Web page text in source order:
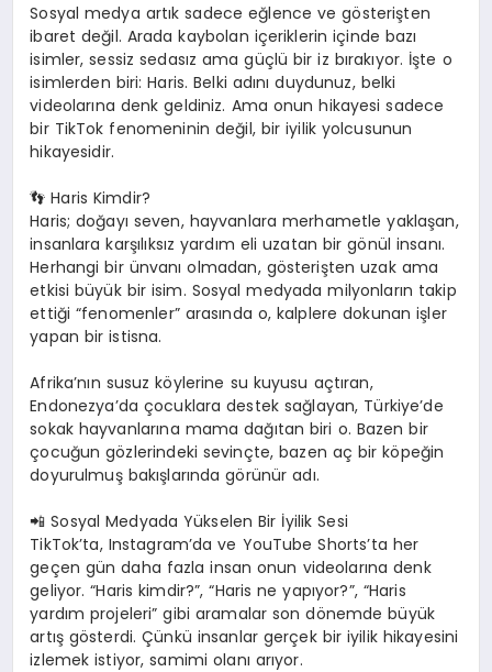
Sosyal medya artık sadece eğlence ve gösterişten
ibaret değil. Arada kaybolan içeriklerin içinde bazı
isimler, sessiz sedasız ama güçlü bir iz bırakıyor. İşte o
isimlerden biri: Haris. Belki adını duydunuz, belki
videolarına denk geldiniz. Ama onun hikayesi sadece
bir TikTok fenomeninin değil, bir iyilik yolcusunun
hikayesidir.
👣 Haris Kimdir?
Haris; doğayı seven, hayvanlara merhametle yaklaşan,
insanlara karşılıksız yardım eli uzatan bir gönül insanı.
Herhangi bir ünvanı olmadan, gösterişten uzak ama
etkisi büyük bir isim. Sosyal medyada milyonların takip
ettiği “fenomenler” arasında o, kalplere dokunan işler
yapan bir istisna.
Afrika’nın susuz köylerine su kuyusu açtıran,
Endonezya’da çocuklara destek sağlayan, Türkiye’de
sokak hayvanlarına mama dağıtan biri o. Bazen bir
çocuğun gözlerindeki sevinçte, bazen aç bir köpeğin
doyurulmuş bakışlarında görünür adı.
📲 Sosyal Medyada Yükselen Bir İyilik Sesi
TikTok’ta, Instagram’da ve YouTube Shorts’ta her
geçen gün daha fazla insan onun videolarına denk
geliyor. “Haris kimdir?”, “Haris ne yapıyor?”, “Haris
yardım projeleri” gibi aramalar son dönemde büyük
artış gösterdi. Çünkü insanlar gerçek bir iyilik hikayesini
izlemek istiyor, samimi olanı arıyor.